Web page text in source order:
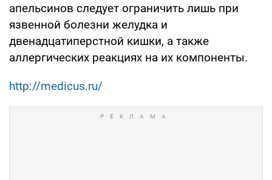
апельсинов следует ограничить лишь при
язвенной болезни желудка и
двенадцатиперстной кишки, а также
аллергических реакциях на их компоненты.
http://medicus.ru/